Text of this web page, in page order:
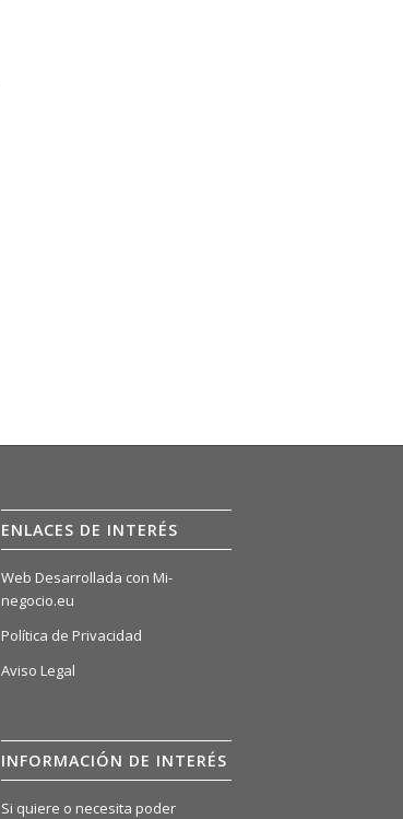
ENLACES DE INTERÉS
Web Desarrollada con Mi-
negocio.eu
Política de Privacidad
Aviso Legal
INFORMACIÓN DE INTERÉS
Si quiere o necesita poder